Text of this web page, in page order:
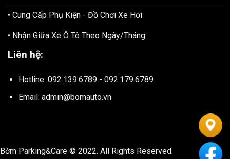
• Cung Cấp Phụ Kiện - Đồ Chơi Xe Hơi
• Nhận Giữa Xe Ô Tô Theo Ngày/Tháng
Liên hệ:
Hotline: 092.139.6789 - 092.179.6789
Email: admin@bomauto.vn
Bờm Parking&Care © 2022. All Rights Reserved.